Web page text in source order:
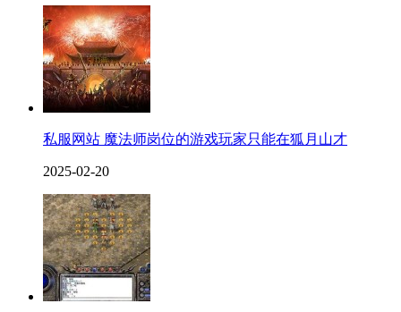
私服网站 魔法师岗位的游戏玩家只能在狐月山才
2025-02-20